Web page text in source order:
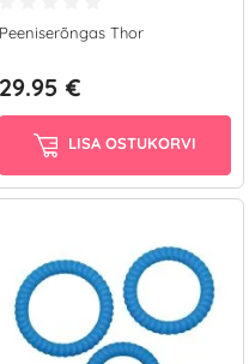
Peeniserõngas Thor
29.95 €
LISA OSTUKORVI